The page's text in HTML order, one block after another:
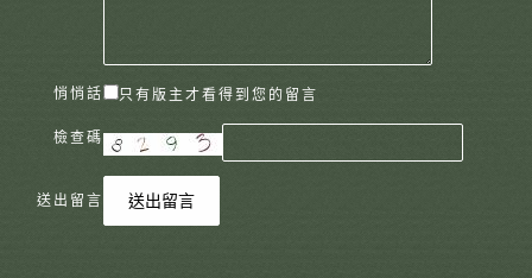
悄悄話 只有版主才看得到您的留言
檢查碼
送出留言 送出留言